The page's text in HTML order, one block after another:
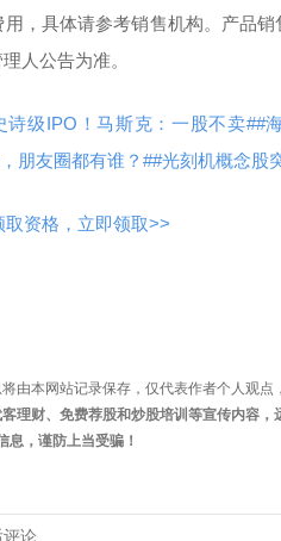
，具体请参考销售机构。产品
人公告为准。
诗级IPO！马斯克：一股不卖##
朋友圈都有谁？##光刻机概念股
资格，立即领取>>
由本网站记录保存，仅代表作者个人观
理财、免费荐股和炒股培训等宣传内容
息，谨防上当受骗！